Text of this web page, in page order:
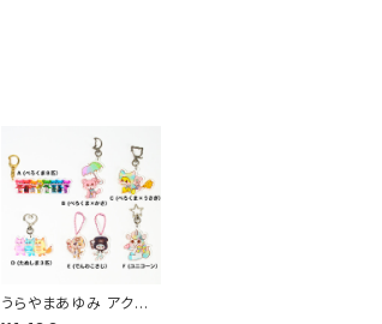
うらやまあゆみ アクリ